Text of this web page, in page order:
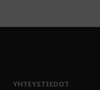
YHTEYSTIEDOT